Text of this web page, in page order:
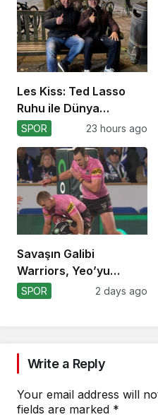
Les Kiss: Ted Lasso
Ruhu ile Dünya
Kupası’na
SPOR 23 hours ago
Savaşın Galibi
Warriors, Yeo’yu
Kaybetti!
SPOR 2 days ago
Write a Reply
Your email address will
fields are marked *